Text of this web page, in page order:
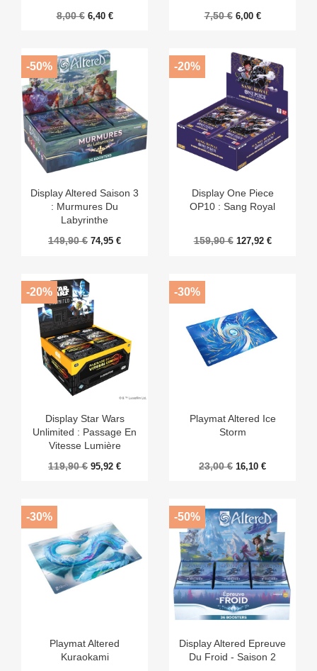
8,00 € 6,40 € 7,50 € 6,00 €
Display Altered Saison 3
: Murmures Du
Labyrinthe
149,90 € 74,95 €
-50%
Display One Piece
OP10 : Sang Royal
159,90 € 127,92 €
-20%
Display Star Wars
Unlimited : Passage En
Vitesse Lumière
119,90 € 95,92 €
-20%
Playmat Altered Ice
Storm
23,00 € 16,10 €
-30%
Playmat Altered
Kuraokami
-30%
Display Altered Epreuve
Du Froid - Saison 2
-50%